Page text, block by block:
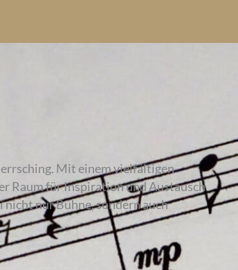
Mit einem vielfältigen
Raum für Inspiration und Austausch
nur Bühne, sondern auch